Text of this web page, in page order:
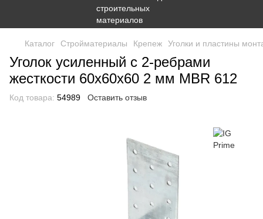
Каталог Стройматериалы Крепеж Уголки и пластины
Уголок усиленный с 2-ребрами
жесткости 60х60х60 2 мм МВR 612
Код товара: 54989 Оставить отзыв